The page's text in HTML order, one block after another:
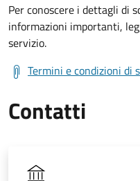
Per conoscere i dettagli di
informazioni importanti,
servizio.
Termini e condizioni di
Contatti